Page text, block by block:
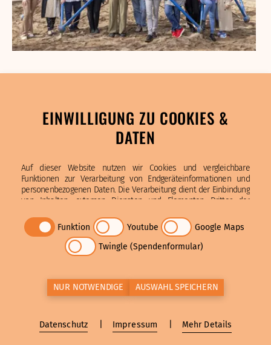
EINWILLIGUNG ZU COOKIES &
DATEN
Auf dieser Website nutzen wir Cookies und vergleichbare
Funktionen zur Verarbeitung von Endgeräteinformationen und
personenbezogenen Daten. Die Verarbeitung dient der Einbindung
von Inhalten, externen Diensten und Elementen Dritter, der
der Einbindung sozialer Medien. Je nach Funktion werden dabei
Daten an Dritte weitergegeben und von diesen verarbeitet. Diese
Einwilligung ist freiwillig, für die Nutzung unserer Website nicht
erforderlich und kann jederzeit über das Icon links unten
Funktion Youtube
Google Maps
Twingle (Spendenformular)
NUR NOTWENDIGE AUSWAHL SPEICHERN
Datenschutz Impressum Mehr Details
Katholische Bonifatiusschule
Bonifatiusstraße 2, 21107 Hamburg
(040) 730 87 77 – 0
Montag bis Freitag von
8.00 - 15.00 Uhr und nach Vereinbarung
Datenschutz